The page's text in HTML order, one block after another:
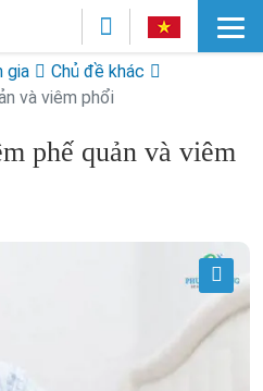
gia
Chủ đề khác
và viêm phổi
phế quản và viêm